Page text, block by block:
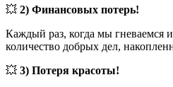
💥 2) Финансовых потерь!
Каждый раз, когда мы гневаемся
количество добрых дел,
💥 3) Потеря красоты!